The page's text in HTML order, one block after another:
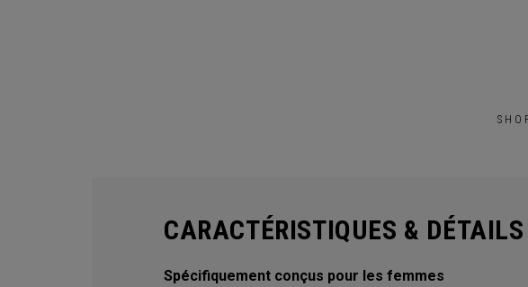
CARACTÉRISTIQUES & DÉTAILS
Spécifiquement conçus pour les femmes